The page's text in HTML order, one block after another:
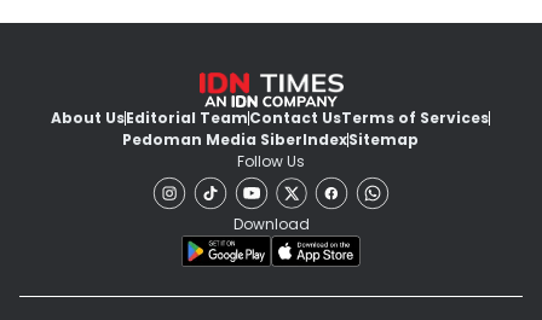
About UsEditorial TeamContact UsTerms of Services
Pedoman Media SiberIndexSitemap
Follow Us
Download